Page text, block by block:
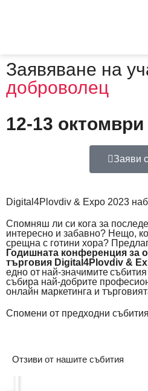
Заявяване на
доброволец
12-13 октомври
Заяви
Digital4Plovdiv & Expo 2023
Спомняш ли си кога за
интересно и забавно? Нещо,
срещна с готини хора?
Годишната конференция за
търговия Digital4Plovdiv &
едно от най-значимите
събира най-добрите
онлайн маркетинга и
Спомени от предходни събития
Отзиви от нашите събития